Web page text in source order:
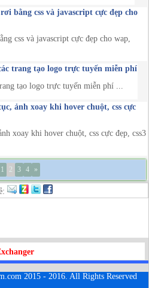
bằng css và javascript cực đẹp cho
css và javascript cực đẹp cho wap,
trang tạo logo trực tuyến miễn phí
tạo logo trực tuyến miễn phí ...
ảnh xoay khi hover chuột, css cực
xoay khi hover chuột, css cực đẹp, css3
1 2 3 4 »
2015 - 2016. All Rights Reserved